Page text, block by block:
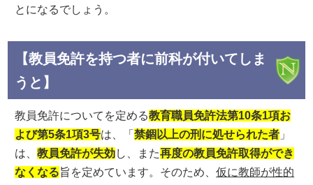
とになるでしょう。
【教員免許を持つ者に前科が付いてしま
うと】
教員免許についてを定める教育職員免許法第10条1項お
よび第5条1項3号は、「禁錮以上の刑に処せられた者 」
は、教員免許が失効し、また再度の教員免許取得ができ
なくなる旨を定めています。そのため、仮に教師が性的